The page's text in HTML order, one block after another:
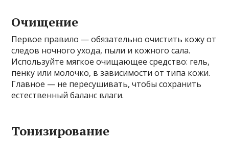
Очищение
Первое правило — обязательно очистить кожу от
следов ночного ухода, пыли и кожного сала.
Используйте мягкое очищающее средство: гель,
пенку или молочко, в зависимости от типа кожи.
Главное — не пересушивать, чтобы сохранить
естественный баланс влаги.
Тонизирование